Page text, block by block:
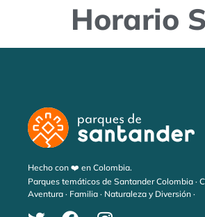
Horario
Hecho con ❤️ en Colombia.
Parques temáticos de Santander Colombia ·
Aventura · Familia · Naturaleza y Diversión ·